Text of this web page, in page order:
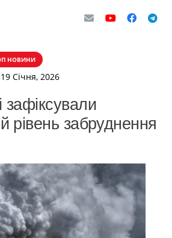
НОВИНИ
Січня, 2026
рівень забруднення